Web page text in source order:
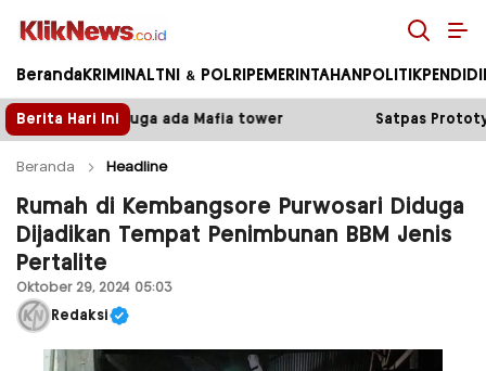
Kliknews.co.id
Beranda KRIMINAL TNI & POLRI PEMERINTAHAN POLITIK
Berita Hari Ini
tower Satpas Prototype Polres Malang Perketat
Beranda Headline
Rumah di Kembangsore Purwosari Diduga
Dijadikan Tempat Penimbunan BBM Jenis
Pertalite
Oktober 29, 2024 05:03
Redaksi